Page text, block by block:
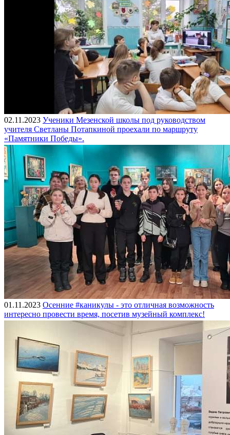
02.11.2023 Ученики Мезенской школы под руководством
учителя Светланы Потапкиной проехали по маршруту
«Памятники Победы».
01.11.2023 Осенние #каникулы - это отличная возможность
интересно провести время, посетив музейный комплекс!